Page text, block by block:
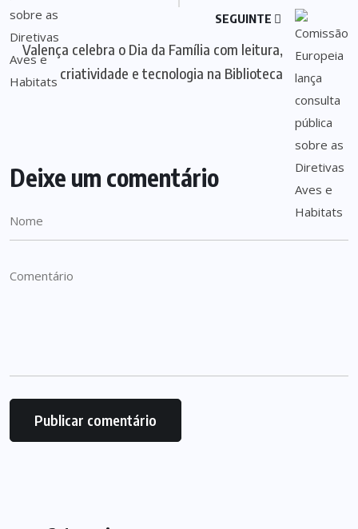
SEGUINTE
Valença celebra o Dia da Família com leitura,
criatividade e tecnologia na Biblioteca
Deixe um comentário